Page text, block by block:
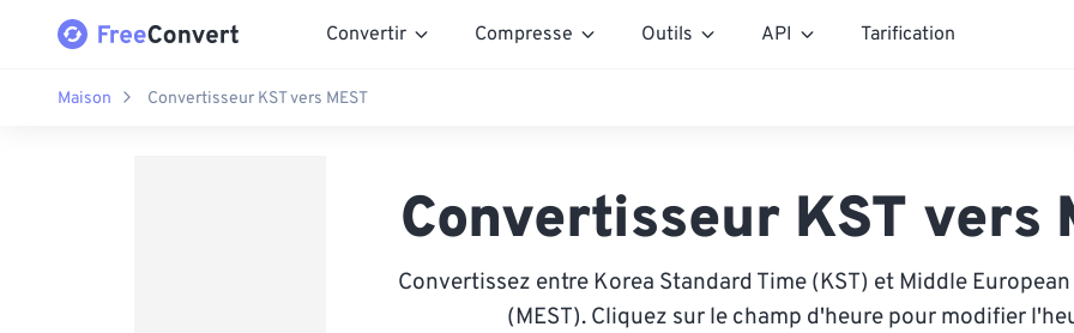
Convertir Compresse Outils API Tarification
Maison Convertisseur KST vers MEST
Convertisseur KST vers
Convertissez entre Korea Standard Time (KST) et Middle
(MEST). Cliquez sur le champ d'heure pour modifier